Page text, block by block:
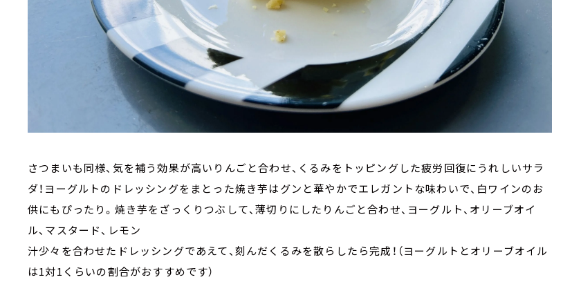
さつまいも同様、気を補う効果が高いりんごと合わせ、くるみをトッピングした疲労回復にうれしいサラ
ダ！ヨーグルトのドレッシングをまとった焼き芋はグンと華やかでエレガントな味わいで、白ワインのお
供にもぴったり。焼き芋をざっくりつぶして、薄切りにしたりんごと合わせ、ヨーグルト、オリーブオイ
ル、マスタード、レモン
汁少々を合わせたドレッシングであえて、刻んだくるみを散らしたら完成！（ヨーグルトとオリーブオイル
は1対1くらいの割合がおすすめです）